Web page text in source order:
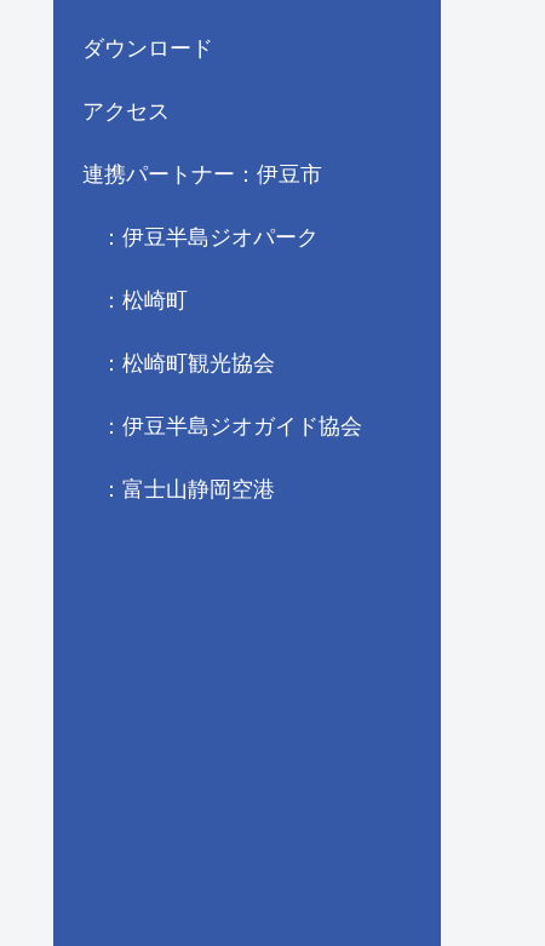
ダウンロード
アクセス
連携パートナー：伊豆市
：伊豆半島ジオパーク
：松崎町
：松崎町観光協会
：伊豆半島ジオガイド協会
：富士山静岡空港